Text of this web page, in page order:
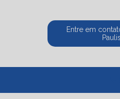
Entre em